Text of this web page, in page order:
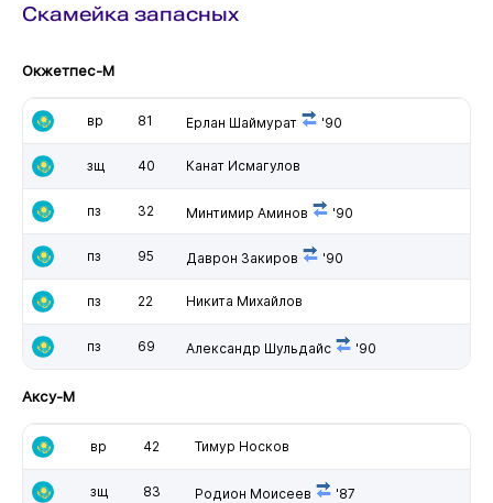
Скамейка запасных
Окжетпес-М
вр 81 Ерлан Шаймурат '90
зщ 40 Канат Исмагулов
пз 32 Минтимир Аминов '90
пз 95 Даврон Закиров '90
пз 22 Никита Михайлов
пз 69 Александр Шульдайс '90
Аксу-М
вр 42 Тимур Носков
зщ 83 Родион Моисеев '87